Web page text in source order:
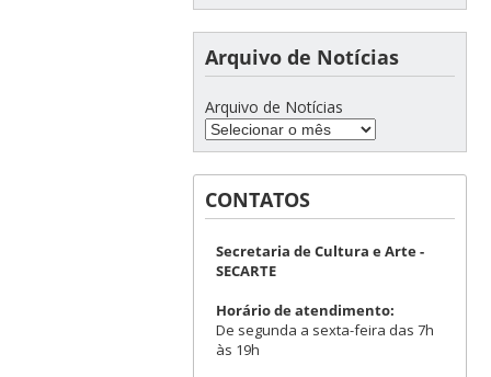
Arquivo de Notícias
Arquivo de Notícias
CONTATOS
Secretaria de Cultura e Arte -
SECARTE
Horário de atendimento:
De segunda a sexta-feira das 7h
às 19h